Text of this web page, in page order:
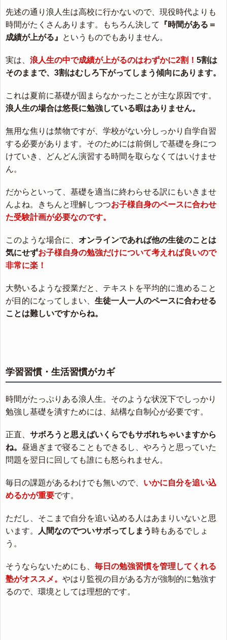
先述の通り浪人生は高校に行かないので、現役時代よりも
時間がたくさんあります。もちろん決して
『時間がある＝
成績が上がる』
というものでもありません。
実は、 浪人生の中で成績が上がるのはわずかに2割！ 5割は
そのままで、3割はむしろ下がってしまう傾向にあります。
これは夏前に基礎が固まらなかったことが主な原因です。
浪人生の場合は悠長に勉強している暇はありません。
無用な焦りは禁物ですが、学校がない分しっかり自学自習
する必要があります。そのためには前倒しで基礎を身につ
けていき、どんどん演習する時間を取らなくてはいけませ
ん。
だからといって、基礎を適当に終わらせる訳にもいきませ
んよね。きちんと理解しつつお子様自身のペースに合わせ
た受験計画が必要なのです。
このような場合に、 オンラインであれば他の生徒のことは
気にせずお子様自身の勉強だけについて考えれば良いので
非常に楽！
大勢いるような授業だと、テキストを平均的に進めること
が目的になってしまい、 生徒一人一人のペースに合わせる
ことは難しいですからね。
学習習慣・生活習慣がカギ
時間がたっぷりある浪人生。そのような状況下でしっかり
勉強し基礎を潰すためには、結構な自制心が必要です。
正直、 サボろうと思えばいくらでもサボれちゃいますから
ね。 昼過ぎまで寝ることもできるし、やろうと思っていた
問題を翌日に回しても誰にも怒られません。
毎日の課題があるわけでも無いので、 いかに自分を追い込
めるかが重要です。
ただし、そこまで自分を追い込める人はあまりいないと思
います。
人間なのでついサボってしまう 時もあるでしょ
う。
そうならないためにも、 毎日の勉強習慣を管理してくれる
塾がオススメ。 やはり監視の目がある方が強制的に勉強す
るので、環境としては理想的です。